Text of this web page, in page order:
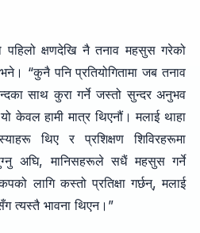
क्षणदेखि नै तनाव महसुस गरेको
“कुनै पनि प्रतियोगितामा जब तनाव
साथ कुरा गर्ने जस्तो सुन्दर अनुभव
केवल हामी मात्र थिएनौं। मलाई थाहा
थिए र प्रशिक्षण शिविरहरूमा
अघि, मानिसहरूले सधैं महसुस गर्ने
लागि कस्तो प्रतिक्षा गर्छन्, मलाई
त्यस्तै भावना थिएन।”